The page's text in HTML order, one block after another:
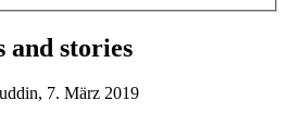
and stories
7. März 2019